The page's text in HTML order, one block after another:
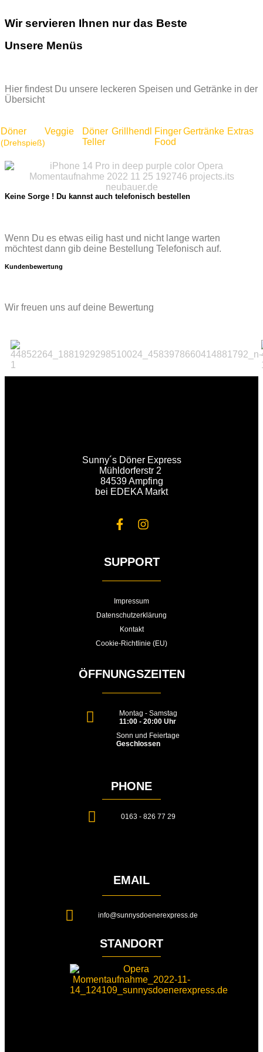
Wir servieren Ihnen nur das Beste
Unsere Menüs
Hier findest Du unsere leckeren Speisen und Getränke in der
Übersicht
Döner
(Drehspieß)
Veggie
Döner
Teller
Grillhendl
Finger
Food
Gertränke Extras
Keine Sorge ! Du kannst auch telefonisch bestellen
Wenn Du es etwas eilig hast und nicht lange warten
möchtest dann gib deine Bestellung Telefonisch auf.
Kundenbewertung
Wir freuen uns auf deine Bewertung
Sunny´s Döner Express
Mühldorferstr 2
84539 Ampfing
bei EDEKA Markt
SUPPORT
Impressum
Datenschutzerklärung
Kontakt
Cookie-Richtlinie (EU)
ÖFFNUNGSZEITEN
Montag - Samstag
11:00 - 20:00 Uhr
Sonn und Feiertage
Geschlossen
PHONE
0163 - 826 77 29
EMAIL
info@sunnysdoenerexpress.de
STANDORT